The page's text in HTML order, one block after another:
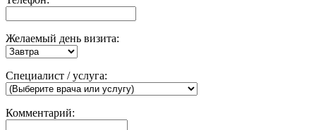
Желаемый день визита:
Специалист / услуга:
Комментарий: